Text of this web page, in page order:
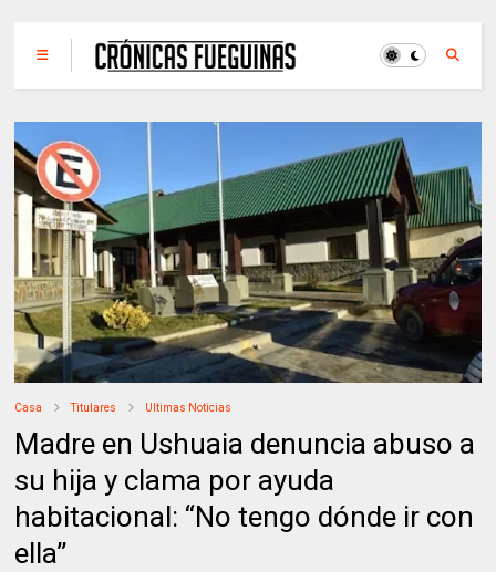
Casa Titulares Ultimas Noticias
Madre en Ushuaia denuncia abuso a
su hija y clama por ayuda
habitacional: “No tengo dónde ir con
ella”